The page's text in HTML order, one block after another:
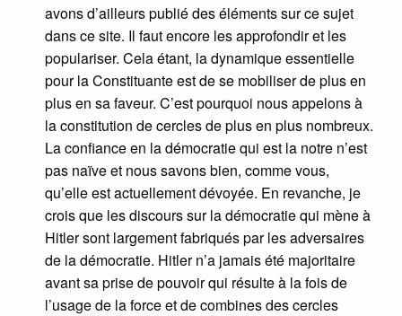
avons d’ailleurs publié des éléments sur ce sujet
dans ce site. Il faut encore les approfondir et les
populariser. Cela étant, la dynamique essentielle
pour la Constituante est de se mobiliser de plus en
plus en sa faveur. C’est pourquoi nous appelons à
la constitution de cercles de plus en plus nombreux.
La confiance en la démocratie qui est la notre n’est
pas naïve et nous savons bien, comme vous,
qu’elle est actuellement dévoyée. En revanche, je
crois que les discours sur la démocratie qui mène à
Hitler sont largement fabriqués par les adversaires
de la démocratie. Hitler n’a jamais été majoritaire
avant sa prise de pouvoir qui résulte à la fois de
l’usage de la force et de combines des cercles